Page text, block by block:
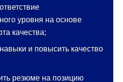
уровня на основе
качества;
и повысить качество
резюме на позицию